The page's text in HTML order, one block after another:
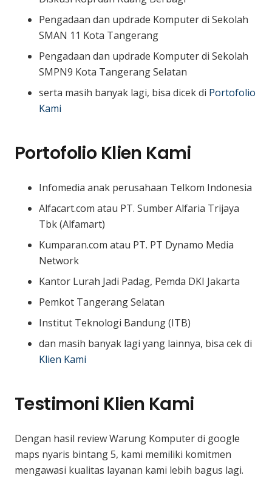
Pengadaan dan updrade Komputer di Sekolah
SMAN 11 Kota Tangerang
Pengadaan dan updrade Komputer di Sekolah
SMPN9 Kota Tangerang Selatan
serta masih banyak lagi, bisa dicek di Portofolio
Kami
Portofolio Klien Kami
Infomedia anak perusahaan Telkom Indonesia
Alfacart.com atau PT. Sumber Alfaria Trijaya
Tbk (Alfamart)
Kumparan.com atau PT. PT Dynamo Media
Network
Kantor Lurah Jadi Padag, Pemda DKI Jakarta
Pemkot Tangerang Selatan
Institut Teknologi Bandung (ITB)
dan masih banyak lagi yang lainnya, bisa cek di
Klien Kami
Testimoni Klien Kami
Dengan hasil review Warung Komputer di google
maps nyaris bintang 5, kami memiliki komitmen
mengawasi kualitas layanan kami lebih bagus lagi.